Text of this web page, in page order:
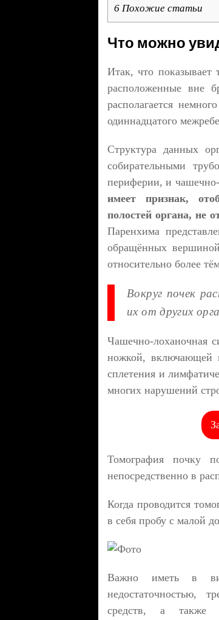
6 Похожие статьи
Что можно
Итак, что показывает
расположенные вне
располагается
одиннадцатого
Структура данных
собирательными
периферии, и
имеет признак,
полостей органа, не
Паренхима
обращённых
относительно более
Вокруг почек
их от других
Чашечно-лоханочная
ножкой, включающей
сплетения и
многих нарушений
Томография почку
непосредственно в
Когда проводится
в себя пробу с малой
Важно иметь в
недостаточностью,
средств, а также